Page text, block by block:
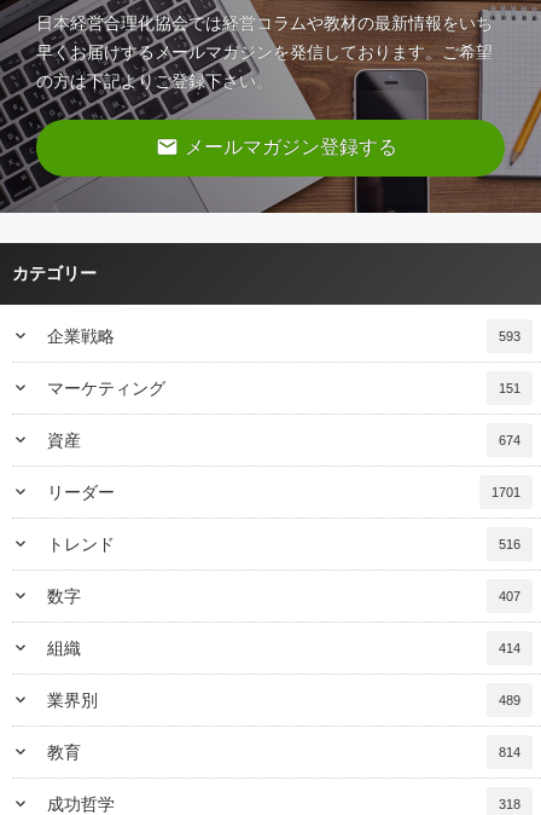
日本経営合理化協会では経営コラムや教材の最新情報をいち
早くお届けするメールマガジンを発信しております。ご希望
の方は下記よりご登録下さい。
email メールマガジン登録する
カテゴリー
keyboard_arrow_down 企業戦略 593
keyboard_arrow_down マーケティング 151
keyboard_arrow_down 資産 674
keyboard_arrow_down リーダー 1701
keyboard_arrow_down トレンド 516
keyboard_arrow_down 数字 407
keyboard_arrow_down 組織 414
keyboard_arrow_down 業界別 489
keyboard_arrow_down 教育 814
keyboard_arrow_down 成功哲学 318